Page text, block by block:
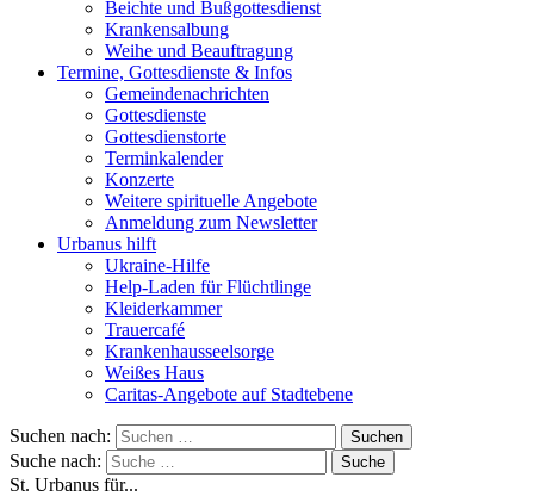
Beichte und Bußgottesdienst
Krankensalbung
Weihe und Beauftragung
Termine, Gottesdienste & Infos
Gemeindenachrichten
Gottesdienste
Gottesdienstorte
Terminkalender
Konzerte
Weitere spirituelle Angebote
Anmeldung zum Newsletter
Urbanus hilft
Ukraine-Hilfe
Help-Laden für Flüchtlinge
Kleiderkammer
Trauercafé
Krankenhausseelsorge
Weißes Haus
Caritas-Angebote auf Stadtebene
Suchen nach:
Suche nach:
St. Urbanus für...